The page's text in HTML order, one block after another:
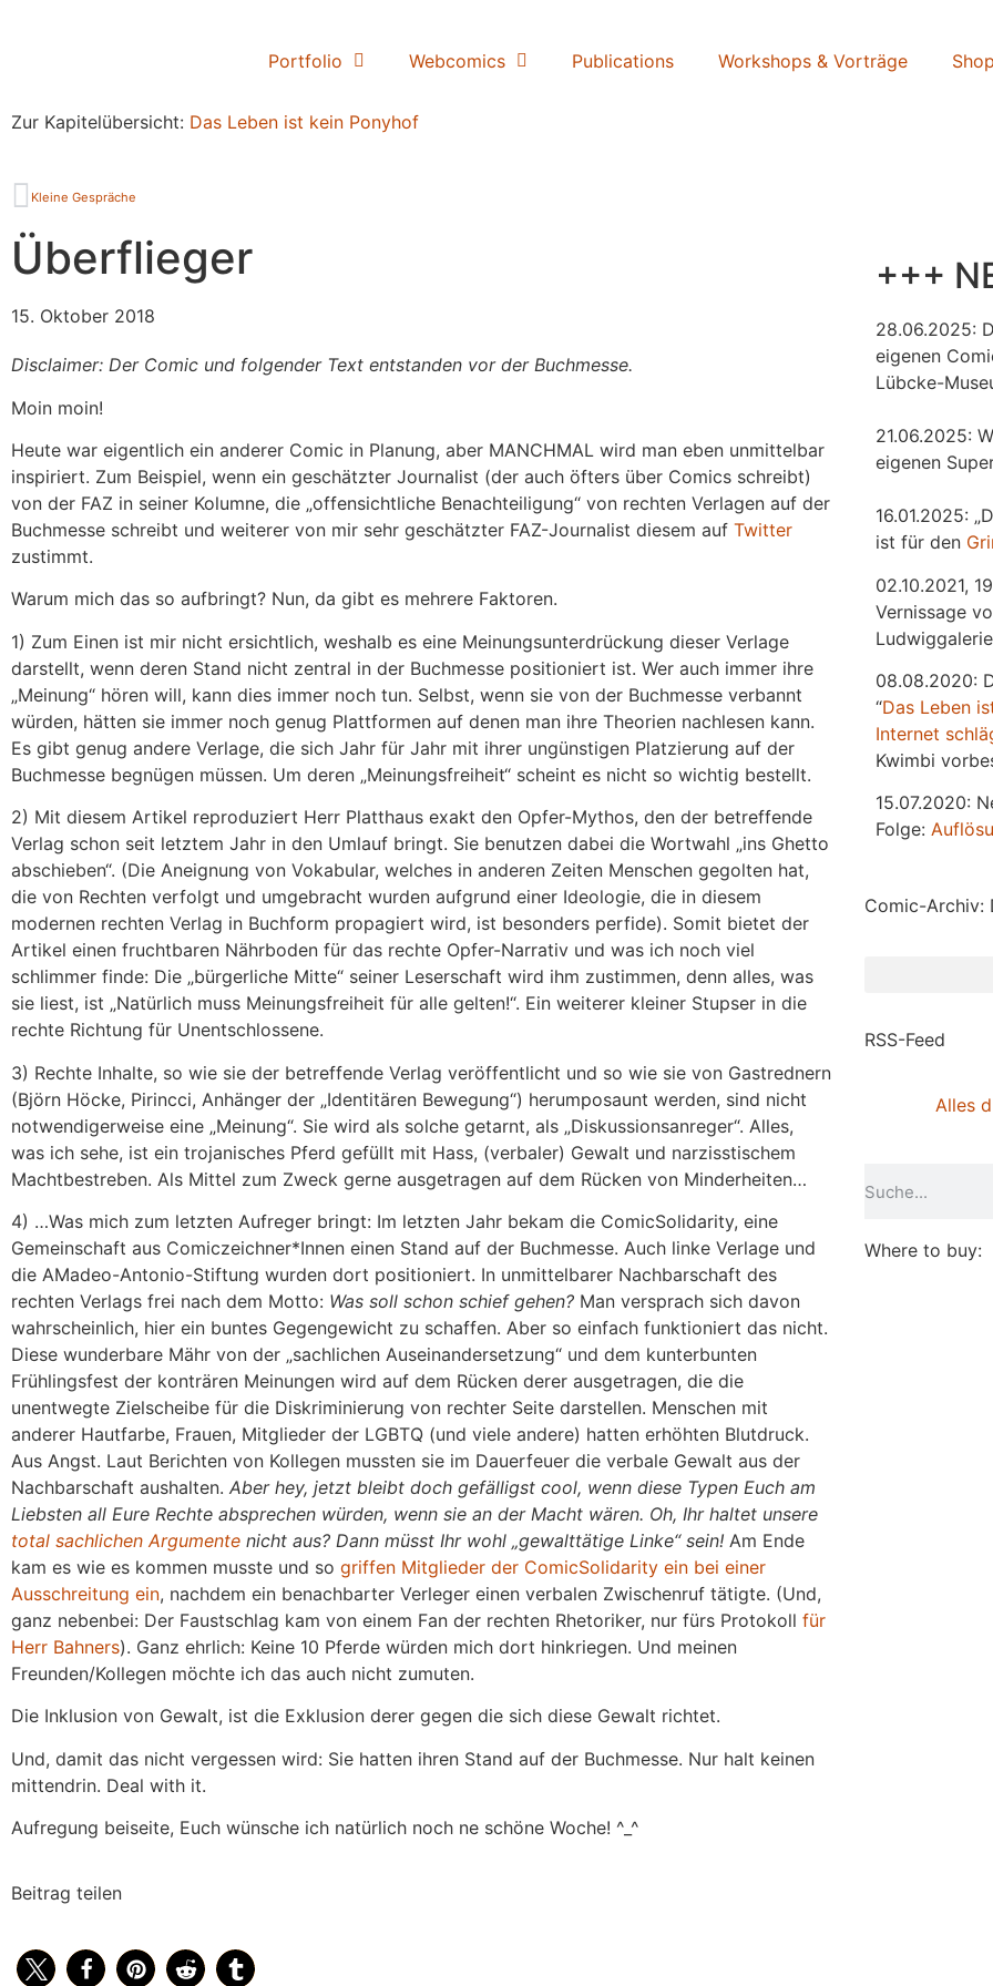
Portfolio Webcomics Publications Workshops & Vorträge
Zur Kapitelübersicht: Das Leben ist kein Ponyhof
Kleine Gespräche
Überflieger
15. Oktober 2018
Disclaimer: Der Comic und folgender Text entstanden vor der Buchmesse.
Moin moin!
Heute war eigentlich ein anderer Comic in Planung, aber MANCHMAL wird man eben unmittelbar
inspiriert. Zum Beispiel, wenn ein geschätzter Journalist (der auch öfters über Comics schreibt)
von der FAZ in seiner Kolumne, die „offensichtliche Benachteiligung“ von rechten Verlagen auf der
Buchmesse schreibt und weiterer von mir sehr geschätzter FAZ-Journalist diesem auf Twitter
zustimmt.
Warum mich das so aufbringt? Nun, da gibt es mehrere Faktoren.
1) Zum Einen ist mir nicht ersichtlich, weshalb es eine Meinungsunterdrückung dieser Verlage
darstellt, wenn deren Stand nicht zentral in der Buchmesse positioniert ist. Wer auch immer ihre
„Meinung“ hören will, kann dies immer noch tun. Selbst, wenn sie von der Buchmesse verbannt
würden, hätten sie immer noch genug Plattformen auf denen man ihre Theorien nachlesen kann.
Es gibt genug andere Verlage, die sich Jahr für Jahr mit ihrer ungünstigen Platzierung auf der
Buchmesse begnügen müssen. Um deren „Meinungsfreiheit“ scheint es nicht so wichtig bestellt.
2) Mit diesem Artikel reproduziert Herr Platthaus exakt den Opfer-Mythos, den der betreffende
Verlag schon seit letztem Jahr in den Umlauf bringt. Sie benutzen dabei die Wortwahl „ins Ghetto
abschieben“. (Die Aneignung von Vokabular, welches in anderen Zeiten Menschen gegolten hat,
die von Rechten verfolgt und umgebracht wurden aufgrund einer Ideologie, die in diesem
modernen rechten Verlag in Buchform propagiert wird, ist besonders perfide). Somit bietet der
Artikel einen fruchtbaren Nährboden für das rechte Opfer-Narrativ und was ich noch viel
schlimmer finde: Die „bürgerliche Mitte“ seiner Leserschaft wird ihm zustimmen, denn alles, was
sie liest, ist „Natürlich muss Meinungsfreiheit für alle gelten!“. Ein weiterer kleiner Stupser in die
rechte Richtung für Unentschlossene.
3) Rechte Inhalte, so wie sie der betreffende Verlag veröffentlicht und so wie sie von Gastrednern
(Björn Höcke, Pirincci, Anhänger der „Identitären Bewegung“) herumposaunt werden, sind nicht
notwendigerweise eine „Meinung“. Sie wird als solche getarnt, als „Diskussionsanreger“. Alles,
was ich sehe, ist ein trojanisches Pferd gefüllt mit Hass, (verbaler) Gewalt und narzisstischem
Machtbestreben. Als Mittel zum Zweck gerne ausgetragen auf dem Rücken von Minderheiten…
4) …Was mich zum letzten Aufreger bringt: Im letzten Jahr bekam die ComicSolidarity, eine
Gemeinschaft aus Comiczeichner*Innen einen Stand auf der Buchmesse. Auch linke Verlage und
die AMadeo-Antonio-Stiftung wurden dort positioniert. In unmittelbarer Nachbarschaft des
rechten Verlags frei nach dem Motto: Was soll schon schief gehen? Man versprach sich davon
wahrscheinlich, hier ein buntes Gegengewicht zu schaffen. Aber so einfach funktioniert das nicht.
Diese wunderbare Mähr von der „sachlichen Auseinandersetzung“ und dem kunterbunten
Frühlingsfest der konträren Meinungen wird auf dem Rücken derer ausgetragen, die die
unentwegte Zielscheibe für die Diskriminierung von rechter Seite darstellen. Menschen mit
anderer Hautfarbe, Frauen, Mitglieder der LGBTQ (und viele andere) hatten erhöhten Blutdruck.
Aus Angst. Laut Berichten von Kollegen mussten sie im Dauerfeuer die verbale Gewalt aus der
Nachbarschaft aushalten. Aber hey, jetzt bleibt doch gefälligst cool, wenn diese Typen Euch am
Liebsten all Eure Rechte absprechen würden, wenn sie an der Macht wären. Oh, Ihr haltet unsere
total sachlichen Argumente nicht aus? Dann müsst Ihr wohl „gewalttätige Linke“ sein! Am Ende
kam es wie es kommen musste und so griffen Mitglieder der ComicSolidarity ein bei einer
Ausschreitung ein, nachdem ein benachbarter Verleger einen verbalen Zwischenruf tätigte. (Und,
ganz nebenbei: Der Faustschlag kam von einem Fan der rechten Rhetoriker, nur fürs Protokoll für
Herr Bahners). Ganz ehrlich: Keine 10 Pferde würden mich dort hinkriegen. Und meinen
Freunden/Kollegen möchte ich das auch nicht zumuten.
Die Inklusion von Gewalt, ist die Exklusion derer gegen die sich diese Gewalt richtet.
Und, damit das nicht vergessen wird: Sie hatten ihren Stand auf der Buchmesse. Nur halt keinen
mittendrin. Deal with it.
Aufregung beiseite, Euch wünsche ich natürlich noch ne schöne Woche! ^_^
Beitrag teilen
+++
28.06.2025:
eigenen
Lübcke-
21.06.2025:
eigenen
16.01.2025:
ist für den
02.10.2021,
Vernissage
08.08.2020:
“DasLeben
Internet
Kwimbi
15.07.2020:
Folge:
Comic-Archiv:
RSS-Feed
Alles
Where to buy: